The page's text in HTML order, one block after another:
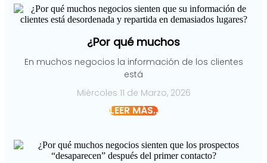
¿Por qué muchos
En muchos negocios la información de los clientes
está
Miércoles 11 de Marzo, 2026
LEER MÁS..